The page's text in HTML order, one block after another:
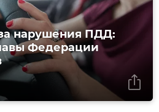
нарушения ПДД:
Федерации